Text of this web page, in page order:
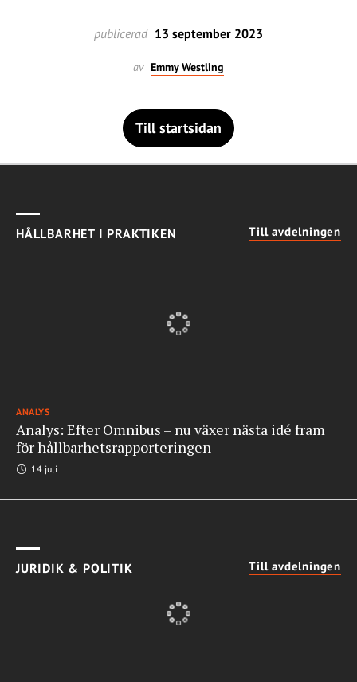
publicerad 13 september 2023
av Emmy Westling
Till startsidan
HÅLLBARHET I PRAKTIKEN Till avdelningen
ANALYS
Analys: Efter Omnibus – nu växer nästa idé fram
för hållbarhetsrapporteringen
14 juli
JURIDIK & POLITIK Till avdelningen